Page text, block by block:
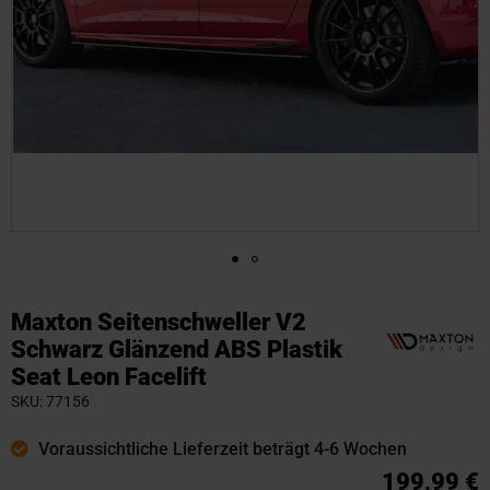
Maxton Seitenschweller V2
Schwarz Glänzend ABS Plastik
Seat Leon Facelift
SKU 77156
Voraussichtliche Lieferzeit beträgt 4-6 Wochen
199,99 €
Anfang
der
Bildgalerie
springen